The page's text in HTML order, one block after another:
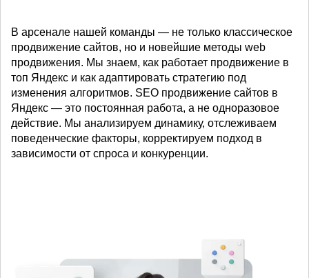
В арсенале нашей команды — не только классическое
продвижение сайтов, но и новейшие методы web
продвижения. Мы знаем, как работает продвижение в
топ Яндекс и как адаптировать стратегию под
изменения алгоритмов. SEO продвижение сайтов в
Яндекс — это постоянная работа, а не одноразовое
действие. Мы анализируем динамику, отслеживаем
поведенческие факторы, корректируем подход в
зависимости от спроса и конкуренции.